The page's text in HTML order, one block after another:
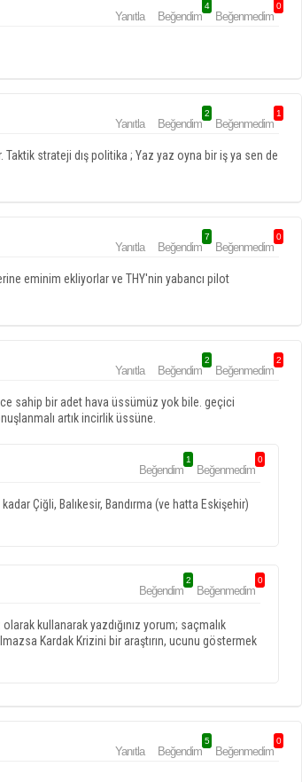
Yanıtla Beğendim
4
Beğenmedim
0
Yanıtla Beğendim
2
Beğenmedim
1
Taktik strateji dış politika ; Yaz yaz oyna bir iş ya sen de
Yanıtla Beğendim
7
Beğenmedim
0
eminim ekliyorlar ve THY'nin yabancı pilot
Yanıtla Beğendim
2
Beğenmedim
2
sahip bir adet hava üssümüz yok bile. geçici
artık incirlik üssüne.
Beğendim
1
Beğenmedim
0
Çiğli, Balıkesir, Bandırma (ve hatta Eskişehir)
Beğendim
2
Beğenmedim
0
kullanarak yazdığınız yorum; saçmalık
Kardak Krizini bir araştırın, ucunu göstermek
Yanıtla Beğendim
5
Beğenmedim
0